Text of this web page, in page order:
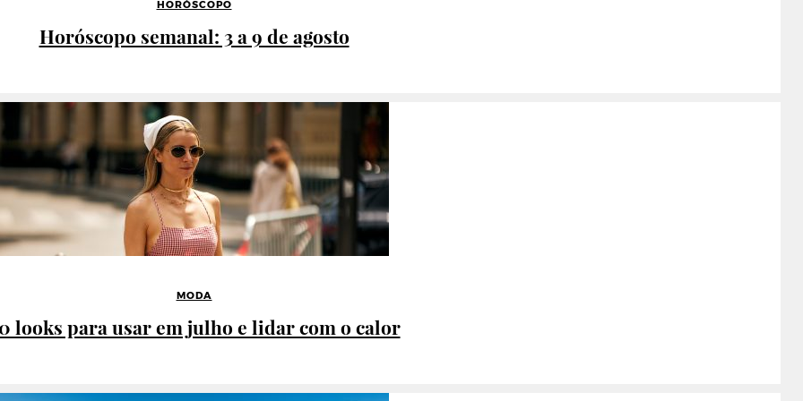
HORÓSCOPO
Horóscopo semanal: 3 a 9 de agosto
MODA
looks para usar em julho e lidar com o calor